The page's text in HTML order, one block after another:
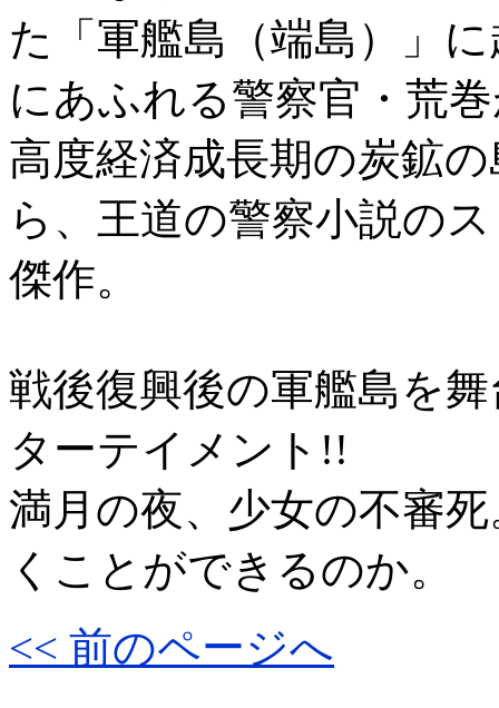
た「軍艦島（端島）」
にあふれる警察官・荒
高度経済成長期の炭鉱
ら、王道の警察小説の
傑作。
戦後復興後の軍艦島を
ターテイメント!!
満月の夜、少女の不審
くことができるのか。
<< 前のページへ